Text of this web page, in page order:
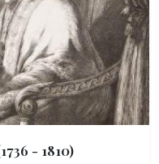
- 1810)